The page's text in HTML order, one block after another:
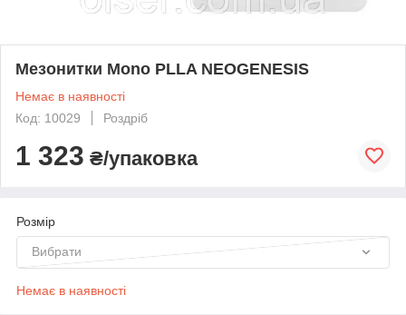
Мезонитки Mono PLLA NEOGENESIS
Немає в наявності
Код: 10029
Роздріб
1 323 ₴/упаковка
Розмір
Вибрати
Немає в наявності